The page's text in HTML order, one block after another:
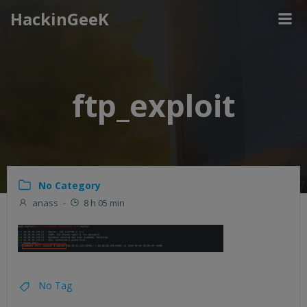
HackinGeeK
ftp_exploit
No Category
anass - 8 h 05 min
No Tag